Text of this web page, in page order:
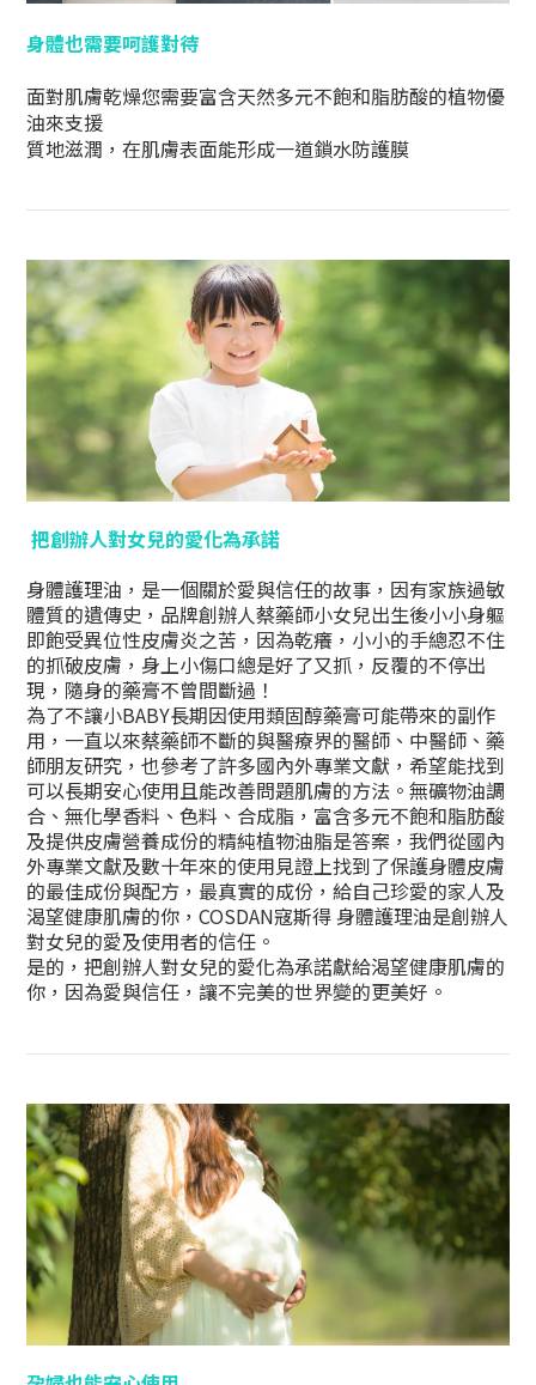
身體也需要呵護對待
面對肌膚乾燥您需要富含天然多元不飽和脂肪酸的植物優
油來支援
質地滋潤，在肌膚表面能形成一道鎖水防護膜
把創辦人對女兒的愛化為承諾
身體護理油，是一個關於愛與信任的故事，因有家族過敏
體質的遺傳史，品牌創辦人蔡藥師小女兒出生後小小身軀
即飽受異位性皮膚炎之苦，因為乾癢，小小的手總忍不住
的抓破皮膚，身上小傷口總是好了又抓，反覆的不停出
現，隨身的藥膏不曾間斷過！
為了不讓小BABY長期因使用類固醇藥膏可能帶來的副作
用，一直以來蔡藥師不斷的與醫療界的醫師、中醫師、藥
師朋友研究，也參考了許多國內外專業文獻，希望能找到
可以長期安心使用且能改善問題肌膚的方法。無礦物油調
合、無化學香料、色料、合成脂，富含多元不飽和脂肪酸
及提供皮膚營養成份的精純植物油脂是答案，我們從國內
外專業文獻及數十年來的使用見證上找到了保護身體皮膚
的最佳成份與配方，最真實的成份，給自己珍愛的家人及
渴望健康肌膚的你，COSDAN寇斯得 身體護理油是創辦人
對女兒的愛及使用者的信任。
是的，把創辦人對女兒的愛化為承諾獻給渴望健康肌膚的
你，因為愛與信任，讓不完美的世界變的更美好。